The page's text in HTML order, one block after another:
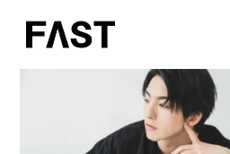
content